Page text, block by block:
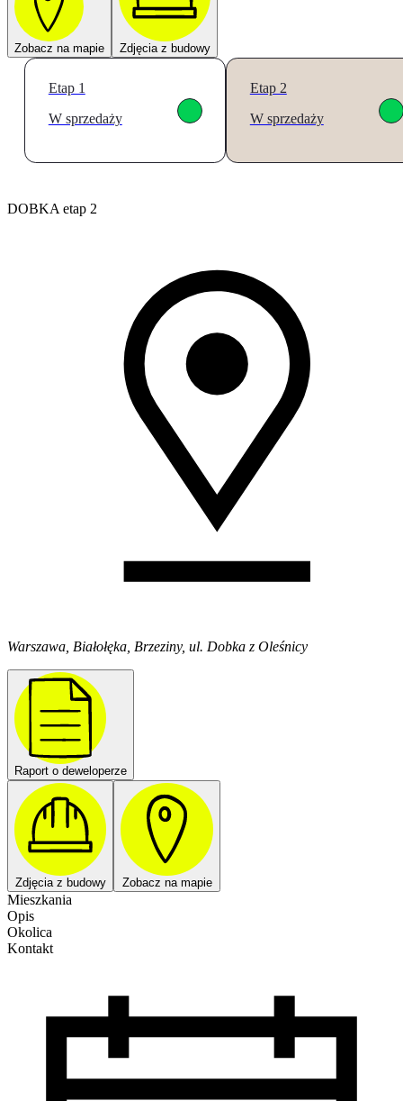
Zobacz na mapie Zdjęcia z budowy
Etap 1
W sprzedaży
Etap 2
W sprzedaży
DOBKA etap 2
Warszawa, Białołęka, Brzeziny, ul. Dobka z Oleśnicy
Raport o deweloperze
Zdjęcia z budowy Zobacz na mapie
Mieszkania
Opis
Okolica
Kontakt